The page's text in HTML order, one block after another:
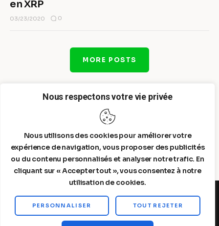
Nous respectons votre vie privée
Nous utilisons des cookies pour améliorer votre
expérience de navigation, vous proposer des publicités
ou du contenu personnalisés et analyser notre trafic. En
cliquant sur « Accepter tout », vous consentez à notre
utilisation de cookies.
PERSONNALISER TOUT REJETER
en XRP
03/23/2020 0
MORE POSTS